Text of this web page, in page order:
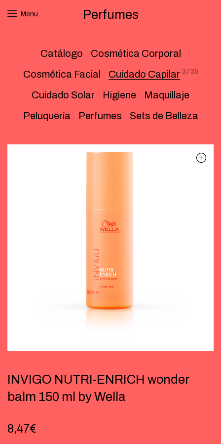
Menu Perfumes
Catálogo
Cosmética Corporal
Cosmética Facial
Cuidado Capilar 3735
Cuidado Solar Higiene
Maquillaje
Peluquería
Perfumes Sets de Belleza
INVIGO NUTRI-ENRICH wonder
balm 150 ml by Wella
8,47€